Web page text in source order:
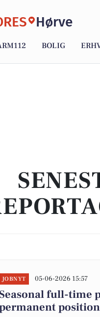
Hørve
BOLIG
JOBNYT 05-06-2026 15:57
full-time